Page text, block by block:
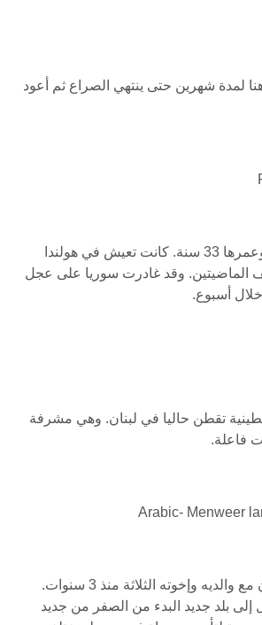
لمدة شهرين حتى ينتهي الصراع ثم أعود
رهف فتاة من حلب وعمرها 33 سنة. كانت تعيش في هولندا
الماضيتين. وقد غادرت سوريا على عجل
خلال أسبوع.
تقطن حاليا في لبنان. وهي مشرفة
فاعلة.
انتقل منور إلى الأردن مع والديه وإخوته الثلاثة منذ 3 سنوات.
إلى بلد جديد البدء من الصفر من جديد